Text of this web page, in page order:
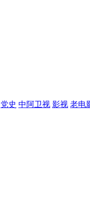
党史 中阿卫视 影视 老电